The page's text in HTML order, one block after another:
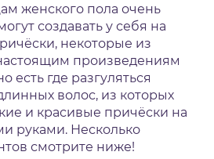
женского пола очень
создавать у себя на
некоторые из
произведениям
есть где разгуляться
волос, из которых
и красивые причёски на
руками. Несколько
смотрите ниже!